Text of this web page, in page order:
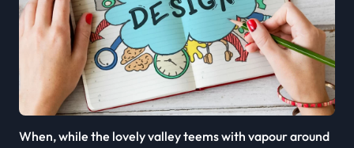
When, while the lovely valley teems with vapour around